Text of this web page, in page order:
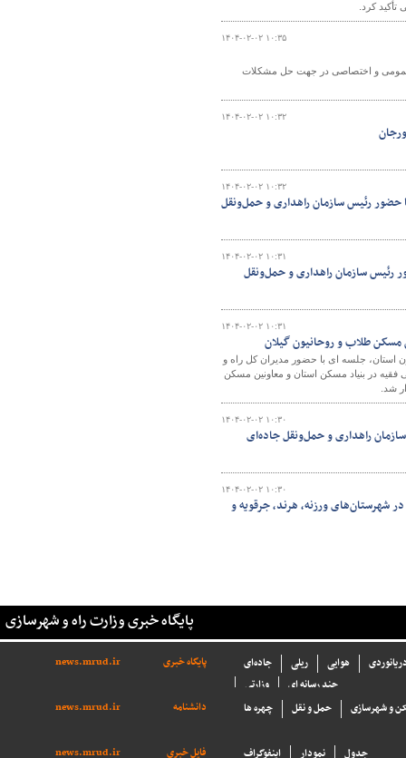
کرد.
۱۴۰۴-۰۲-۰۲ ۱۰:۳۵
عمومی و اختصاصی در جهت حل مشکلات
۱۴۰۴-۰۲-۰۲ ۱۰:۳۲
۱۴۰۴-۰۲-۰۲ ۱۰:۳۲
حضور رئیس سازمان راهداری و حمل‌ونقل
۱۴۰۴-۰۲-۰۲ ۱۰:۳۱
رئیس سازمان راهداری و حمل‌ونقل
۱۴۰۴-۰۲-۰۲ ۱۰:۳۱
طلاب و روحانیون گیلان
استان، جلسه ای با حضور مدیران کل راه و
فقیه در بنیاد مسکن استان و معاونین مسکن
شد.
۱۴۰۴-۰۲-۰۲ ۱۰:۳۰
راهداری و حمل‌ونقل جاده‌ای
۱۴۰۴-۰۲-۰۲ ۱۰:۳۰
شهرستان‌های ورزنه، هرند، جرقویه و
پایگاه خبری وزارت راه و شهرسازی
پایگاه خبری news.mrud.ir جاده‌ای ریلی هوایی
وزارتی
چند رسانه ای
دانشنامه
news.mrud.ir چهره ها حمل و نقل و شهرسازی
فایل خبری news.mrud.ir اینفوگراف نمودار جدول